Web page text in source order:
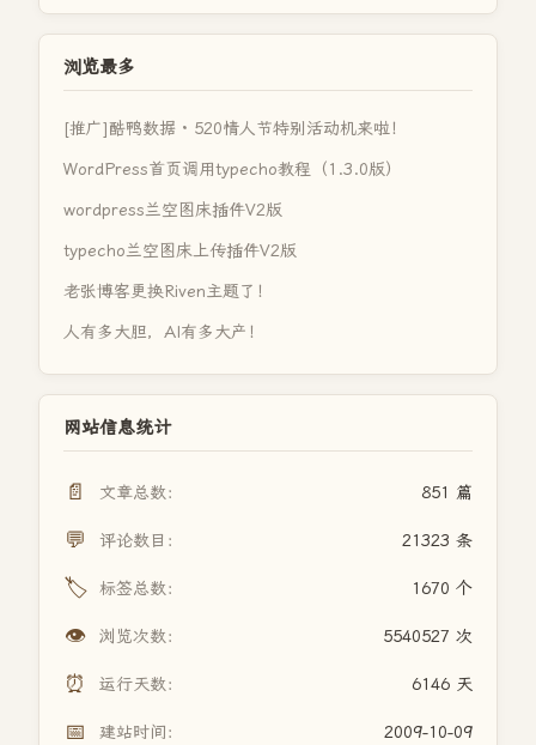
浏览最多
[推广]酷鸭数据 · 520情人节特别活动机来啦！
WordPress首页调用typecho教程（1.3.0版）
wordpress兰空图床插件V2版
typecho兰空图床上传插件V2版
老张博客更换Riven主题了！
人有多大胆，AI有多大产！
网站信息统计
📄 文章总数： 851 篇
💬 评论数目： 21323 条
🏷️ 标签总数： 1670 个
👁️ 浏览次数： 5540527 次
⏰ 运行天数： 6146 天
📅 建站时间： 2009-10-09